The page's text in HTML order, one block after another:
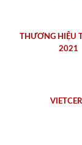
THƯƠNG HIỆU
2021